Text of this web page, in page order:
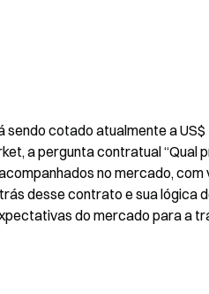
sendo cotado atualmente a US$
a pergunta contratual “Qual
no mercado, com
desse contrato e sua lógica
do mercado para a